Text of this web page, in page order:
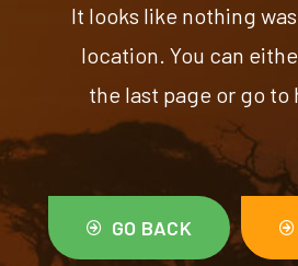
It looks like nothing
location. You can
the last page or go to
GO BACK